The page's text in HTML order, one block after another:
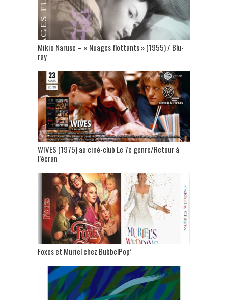
Mikio Naruse – « Nuages flottants » (1955) / Blu-
ray
WIVES (1975) au ciné-club Le 7e genre/Retour à
l’écran
Foxes et Muriel chez BubbelPop’